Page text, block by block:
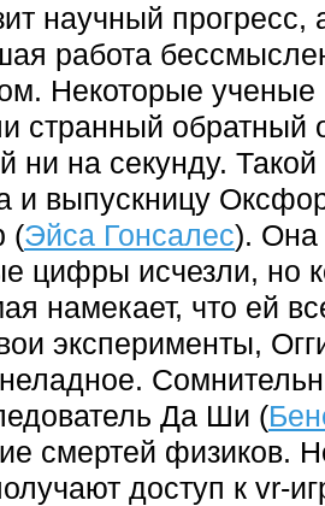
научный
работа
Некоторые ученые
странный обратный
на секунду. Такой
и выпускницу
(Эйса Гонсалес). Она
цифры исчезли, но
намекает, что ей
эксперименты,
Да Ши (
смертей физиков.
доступ к vr-